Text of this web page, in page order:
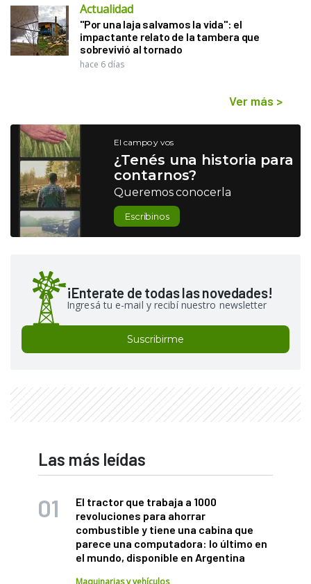
Actualidad
"Por una laja salvamos la vida": el
impactante relato de la tambera que
sobrevivió al tornado
hace 6 días
Ver más >
El campo y vos
¿Tenés una historia para
contarnos?
Queremos conocerla
Escribinos
¡Enterate de todas las novedades!
Ingresá tu e-mail y recibí nuestro newsletter
Suscribirme
Las más leídas
El tractor que trabaja a 1000
revoluciones para ahorrar
combustible y tiene una cabina que
parece una computadora: lo último en
el mundo, disponible en Argentina
Maquinarias y vehículos